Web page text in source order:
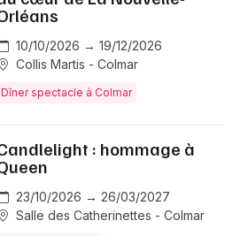
10/10/2026 → 19/12/2026
Collis Martis - Colmar
Dîner spectacle à Colmar
: hommage à
23/10/2026 → 26/03/2027
Salle des Catherinettes - Colmar